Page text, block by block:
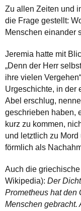
Zu allen Zeiten und
die Frage gestellt:
Menschen einander
Jeremia hatte mit
„Denn der Herr
ihre vielen
Urgeschichte, in der
Abel erschlug,
geschrieben haben,
kurz zu kommen,
und letztlich zu
förmlich als
Auch die
Wikipedia): Der
Prometheus hat den
Menschen gebracht.